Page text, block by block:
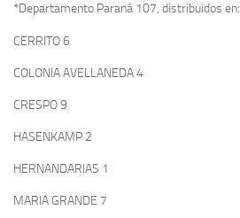
*Departamento Paraná 107, distribuidos en:
CERRITO 6
COLONIA AVELLANEDA 4
CRESPO 9
HASENKAMP 2
HERNANDARIAS 1
MARIA GRANDE 7